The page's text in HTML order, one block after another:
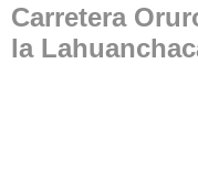
Carretera
la